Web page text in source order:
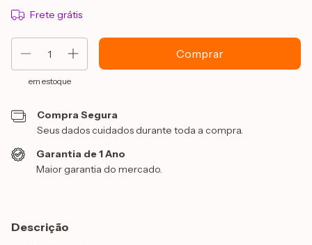
Frete grátis
em estoque
Compra Segura
Seus dados cuidados durante toda a compra.
Garantia de 1 Ano
Maior garantia do mercado.
Descrição